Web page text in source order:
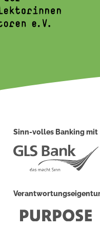
Deutsche
Sinn-volles Banking mit